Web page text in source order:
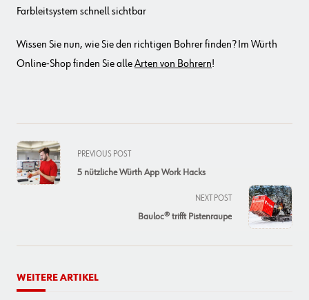
Farbleitsystem schnell sichtbar
Wissen Sie nun, wie Sie den richtigen Bohrer finden? Im Würth
Online-Shop finden Sie alleArten von Bohrern!
<span
class="nav-
subtitle
PREVIOUS POST
5 nützliche Würth App Work Hacks
NEXT POST
Bauloc® trifft Pistenraupe
WEITERE ARTIKEL